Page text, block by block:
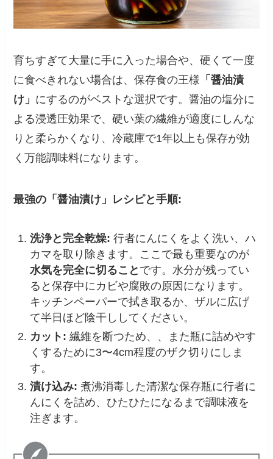
育ちすぎて大量に手に入った場合や、硬くて一度
に食べきれない場合は、保存食の王様 「醤油漬
け」 にするのがベストな選択です。醤油の塩分に
よる浸透圧効果で、硬い葉の繊維が適度にしんな
りと柔らかくなり、冷蔵庫で1年以上も保存が効
く万能調味料になります。
最強の「醤油漬け」レシピと手順:
洗浄と完全乾燥: 行者にんにくをよく洗い、ハ
カマを取り除きます。ここで最も重要なのが
水気を完全に切ること です。水分が残ってい
ると保存中にカビや腐敗の原因になります。
キッチンペーパーで拭き取るか、ザルに広げ
て半日ほど陰干ししてください。
カット: 繊維を断つため、、また瓶に詰めやす
くするために3〜4cm程度のザク切りにしま
す。
漬け込み: 煮沸消毒した清潔な保存瓶に行者に
んにくを詰め、ひたひたになるまで調味液を
注ぎます。